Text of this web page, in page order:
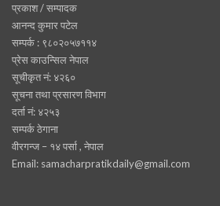
प्रकाश / सम्पादक
आनन्द कुमार पटेल
सम्पर्क : ९८०२०५७११४
प्रेस काउन्सिल नेपाल
सूचीकृत नं: ४२६०
सूचना तथा प्रसारण विभाग
दर्ता नं: ४२५३
सम्पर्क ठेगाना
वीरगन्ज – १४ पर्सा , नेपाल
Email: samacharpratikdaily@gmail.com